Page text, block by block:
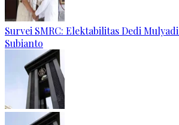
Survei SMRC: Elektabilitas Dedi
Subianto